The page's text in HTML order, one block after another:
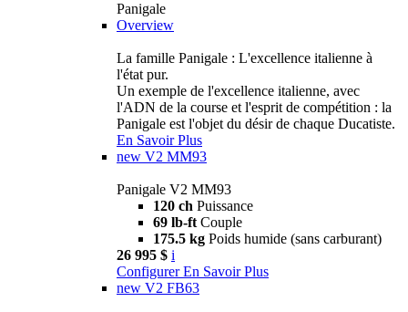
Panigale
Overview
La famille Panigale : L'excellence italienne à
l'état pur.
Un exemple de l'excellence italienne, avec
l'ADN de la course et l'esprit de compétition : la
Panigale est l'objet du désir de chaque Ducatiste.
En Savoir Plus
new V2 MM93
Panigale V2 MM93
120 ch Puissance
69 lb-ft Couple
175.5 kg Poids humide (sans carburant)
26 995 $ i
Configurer En Savoir Plus
new V2 FB63